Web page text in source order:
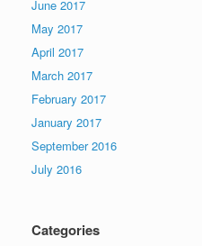
June 2017
May 2017
April 2017
March 2017
February 2017
January 2017
September 2016
July 2016
Categories